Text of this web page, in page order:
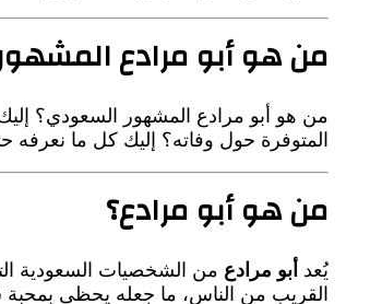
من هو أبو مرادع
من هو أبو مرادع المشهور السعودي؟
المتوفرة حول وفاته؟ إليك كل ما نعرفه
من هو أبو مرادع؟
يُعد أبو مرادع من الشخصيات السعودية
القريب من الناس، ما جعله يحظى بمحبة